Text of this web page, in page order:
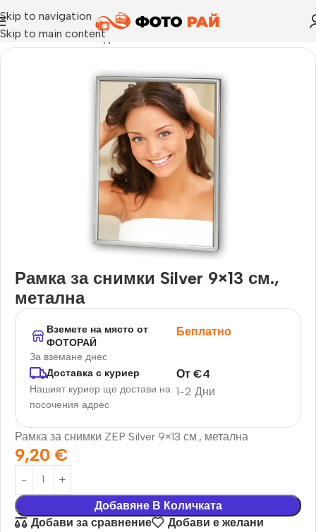
Skip to navigation
Skip to main content
Начало›Рамка за една снимка
Рамка за снимки Silver 9×13 см.,
метална
Вземете на място от
ФОТОРАЙ
За вземане днес
Беплатно
Доставка с куриер
Нашият куриер ще достави на
посочения адрес
1-2 Дни
От€4
Рамка за снимки ZEP Silver 9×13 см., метална
9,20 €
Добавяне В Количката
Добави за сравнение
Добави е желани